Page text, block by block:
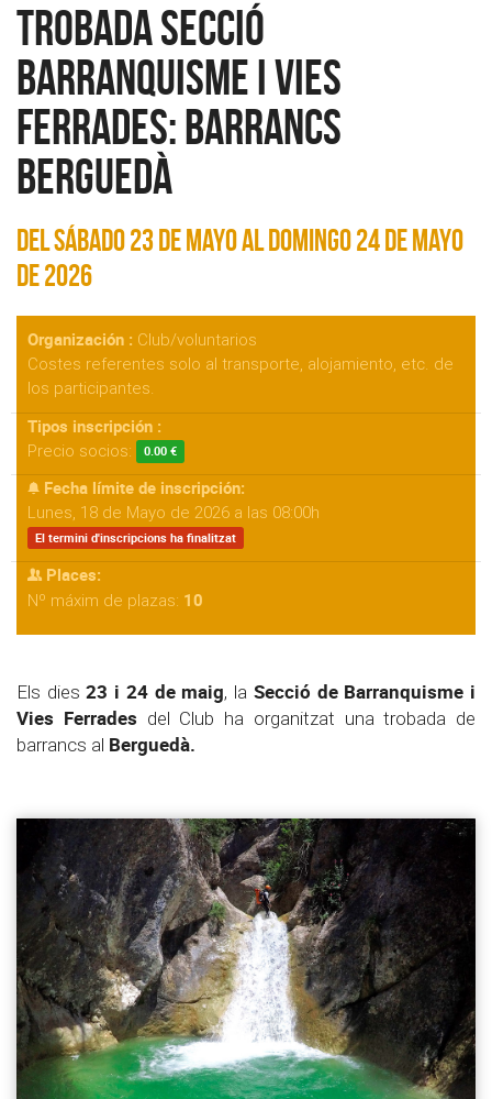
Trobada secció
Barranquisme i Vies
Ferrades: Barrancs
Berguedà
Del Sábado 23 de Mayo al Domingo 24 de Mayo
de 2026
Organización : Club/voluntarios
Costes referentes solo al transporte, alojamiento, etc. de
los participantes.
Tipos inscripción :
Precio socios: 0.00 €
Fecha límite de inscripción:
Lunes, 18 de Mayo de 2026 a las 08:00h
El termini d'inscripcions ha finalitzat
Places:
Nº máxim de plazas: 10
Els dies23 i 24 de maig, la Secció de Barranquisme i
Vies Ferrades del Club ha organitzat una trobada de
barrancs al Berguedà.